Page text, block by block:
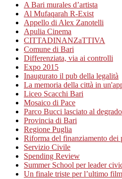
A Bari murales d’artista
Al Mufaqarah R-Exist
Appello di Alex Zanotelli
Apulia Cinema
CITTADINANZaTTIVA
Comune di Bari
Differenziata, via ai controlli
Expo 2015
Inaugurato il pub della legalità
La memoria della città in
Liceo Scacchi Bari
Mosaico di Pace
Parco Bucci lasciato al degrado
Provincia di Bari
Regione Puglia
Riforma del finanziamento dei
Servizio Civile
Spending Review
Summer School per leader
Un finale triste per l’ultimo